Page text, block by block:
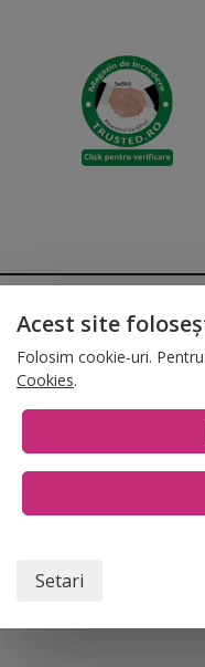
• Termene și condiții
T:
Acest site
Folosim cookie-uri.
Cookies.
Setari